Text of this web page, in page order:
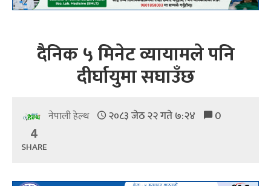
दैनिक ५ मिनेट व्यायामले पनि
दीर्घायुमा सघाउँछ
नेपाली हेल्थ २०८३ जेठ २२ गते ७:२४ 0
4
SHARE